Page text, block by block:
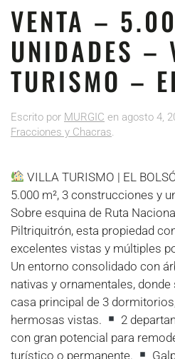
VENTA –
UNIDADES –
TURISMO –
Escrito por MURGIC en agosto 4,
Fracciones y Chacras
VILLA TURISMO | EL
5.000 m², 3 construcciones y
Sobre esquina de Ruta
Piltriquitrón, esta propiedad
excelentes vistas y múltiples
Un entorno consolidado con
nativas y ornamentales, donde
casa principal de 3
hermosas vistas.
2
con gran potencial para
turístico o permanente.